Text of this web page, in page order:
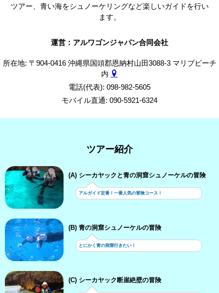
ツアー、青い海をシュノーケリングなど楽しいガイドを行い
ます。
運営：アルワゴンジャパン合同会社
所在地: 〒904-0416 沖縄県国頭郡恩納村山田3088-3 マリブビーチ
内
電話(代表): 098-982-5605
モバイル直通: 090-5921-6324
ツアー紹介
(A) シーカヤックと青の洞窟シュノーケルの冒険
アルガイド定番！一番人気の冒険コース！
(B) 青の洞窟シュノーケルの冒険
とにかく青の洞窟行きたい！
(C) シーカヤック断崖絶壁の冒険